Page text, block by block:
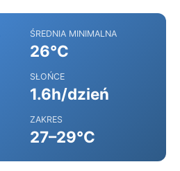
ŚREDNIA MINIMALNA
26°C
SŁOŃCE
1.6h/dzień
ZAKRES
27–29°C